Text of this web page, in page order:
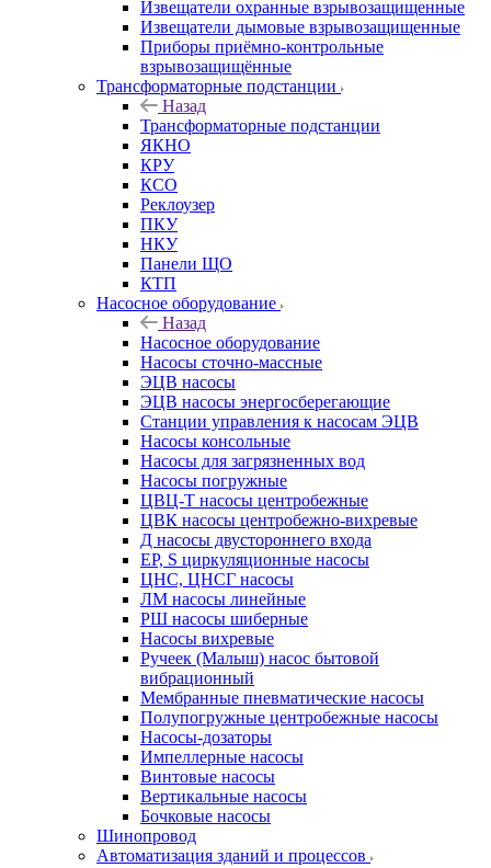
Извещатели охранные взрывозащищенные
Извещатели дымовые взрывозащищенные
Приборы приёмно-контрольные
взрывозащищённые
Трансформаторные подстанции
Назад
Трансформаторные подстанции
ЯКНО
КРУ
КСО
Реклоузер
ПКУ
НКУ
Панели ЩО
КТП
Насосное оборудование
Назад
Насосное оборудование
Насосы сточно-массные
ЭЦВ насосы
ЭЦВ насосы энергосберегающие
Станции управления к насосам ЭЦВ
Насосы консольные
Насосы для загрязненных вод
Насосы погружные
ЦВЦ-Т насосы центробежные
ЦВК насосы центробежно-вихревые
Д насосы двустороннего входа
EP, S циркуляционные насосы
ЦНС, ЦНСГ насосы
ЛМ насосы линейные
РШ насосы шиберные
Насосы вихревые
Ручеек (Малыш) насос бытовой
вибрационный
Мембранные пневматические насосы
Полупогружные центробежные насосы
Насосы-дозаторы
Импеллерные насосы
Винтовые насосы
Вертикальные насосы
Бочковые насосы
Шинопровод
Автоматизация зданий и процессов